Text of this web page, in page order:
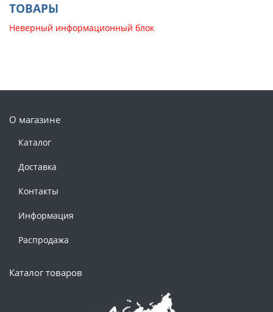
ТОВАРЫ
Неверный информационный блок
О магазине
Каталог
Доставка
Контакты
Информация
Распродажа
Каталог товаров